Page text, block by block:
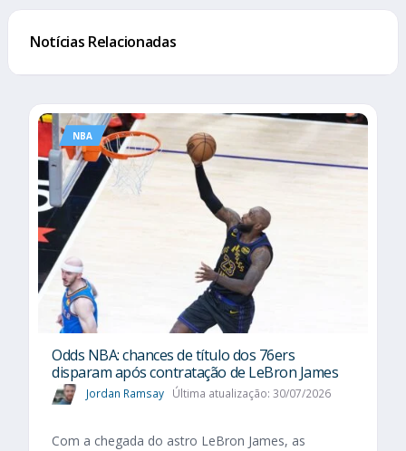
Notícias Relacionadas
NBA
Odds NBA: chances de título dos 76ers
disparam após contratação de LeBron James
Jordan Ramsay Última atualização: 30/07/2026
Com a chegada do astro LeBron James, as